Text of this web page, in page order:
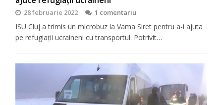
28 februarie 2022 1 comentariu
ISU Cluj a trimis un microbuz la Vama Siret pentru a-i ajuta
pe refugiații ucraineni cu transportul. Potrivit…